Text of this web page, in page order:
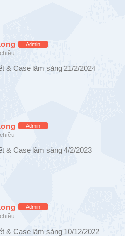
Admin
& Case lâm sàng 21/2/2024
Admin
& Case lâm sàng 4/2/2023
Admin
& Case lâm sàng 10/12/2022